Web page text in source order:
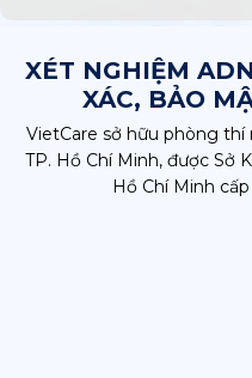
XÉT NGHIỆM
XÁC, BẢO
VietCare sở hữu phòng
TP. Hồ Chí Minh, được Sở
Hồ Chí Minh